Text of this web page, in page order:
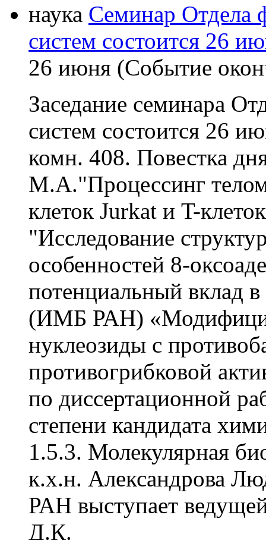
наука Семинар Отдела
систем состоится 26
26 июня (Событие
Заседание семинара
систем состоится 26
комн. 408. Повестка
М.А."Процессинг
клеток Jurkat и T-
"Исследование
особенностей 8-
потенциальный вклад
(ИМБ РАН)
нуклеозиды с
противогрибковой
по диссертационной
степени кандидата
1.5.3. Молекулярная
к.х.н. Александрова
РАН выступает
Д.К.